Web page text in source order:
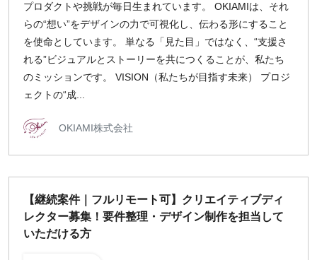
プロダクトや挑戦が毎日生まれています。 OKIAMIは、それ
らの“想い”をデザインの力で可視化し、伝わる形にすること
を使命としています。 単なる「見た目」ではなく、“支援さ
れる”ビジュアルとストーリーを共につくることが、私たち
のミッションです。 VISION（私たちが目指す未来） プロジ
ェクトの“成...
OKIAMI株式会社
【継続案件｜フルリモート可】クリエイティブディ
レクター募集！要件整理・デザイン制作を担当して
いただける方